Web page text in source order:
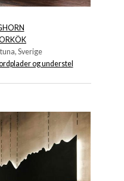
Sverige
og understel